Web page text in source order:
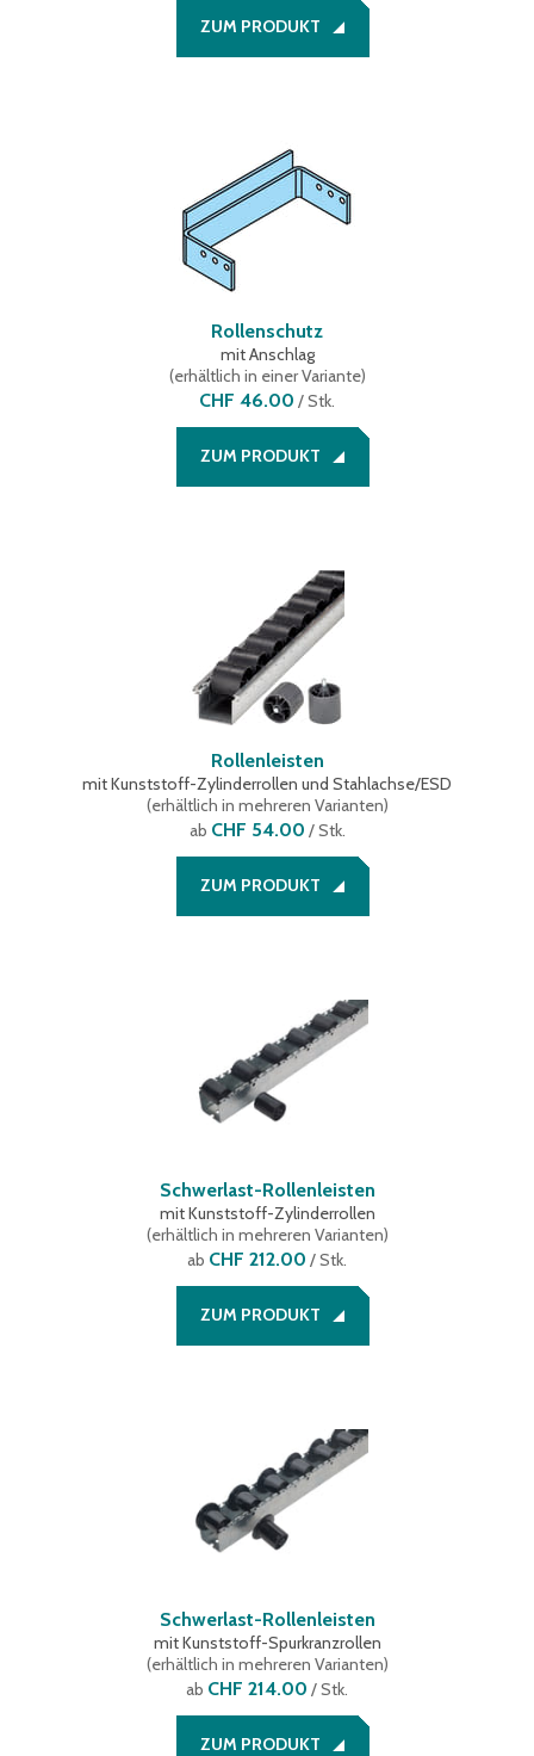
ZUM PRODUKT
Rollenschutz
mit Anschlag
(erhältlich in einer Variante)
CHF 46.00 /Stk.
ZUM PRODUKT
Rollenleisten
mit Kunststoff-Zylinderrollen und Stahlachse/ESD
(erhältlich in mehreren Varianten)
ab CHF 54.00 / Stk.
ZUM PRODUKT
Schwerlast-Rollenleisten
mit Kunststoff-Zylinderrollen
(erhältlich in mehreren Varianten)
ab CHF 212.00 / Stk.
ZUM PRODUKT
Schwerlast-Rollenleisten
mit Kunststoff-Spurkranzrollen
(erhältlich in mehreren Varianten)
ab CHF 214.00 / Stk.
ZUM PRODUKT